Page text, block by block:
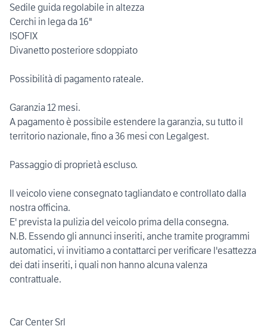
Sedile guida regolabile in altezza
Cerchi in lega da 16"
ISOFIX
Divanetto posteriore sdoppiato
Possibilità di pagamento rateale.
Garanzia 12 mesi.
A pagamento è possibile estendere la garanzia, su tutto il
territorio nazionale, fino a 36 mesi con Legalgest.
Passaggio di proprietà escluso.
Il veicolo viene consegnato tagliandato e controllato dalla
nostra officina.
E' prevista la pulizia del veicolo prima della consegna.
N.B. Essendo gli annunci inseriti, anche tramite programmi
automatici, vi invitiamo a contattarci per verificare l'esattezza
dei dati inseriti, i quali non hanno alcuna valenza
contrattuale.
Car Center Srl